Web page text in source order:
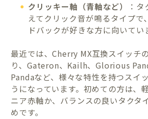
クリッキー軸（青軸など）
：
えてクリック音が鳴るタイプで
ドバックが好きな方に向いてい
最近では、Cherry MX互換スイッチ
り、Gateron、Kailh、Glorious
Pandaなど、様々な特性を持つスイ
うになっています。初めての方は、
ニア赤軸か、バランスの良いタクタ
めです。